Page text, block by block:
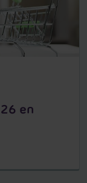
en